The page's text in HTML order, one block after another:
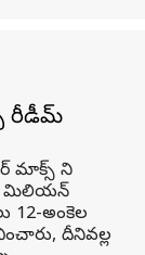
రీడీమ్
మాక్స్ ని
మిలియన్
12-అంకెల
దీనివల్ల